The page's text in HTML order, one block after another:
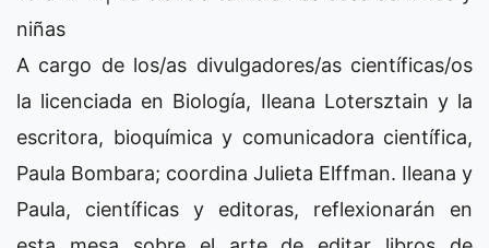
niñas
A cargo de los/as divulgadores/as científicas/os
la licenciada en Biología, Ileana Lotersztain y la
escritora, bioquímica y comunicadora científica,
Paula Bombara; coordina Julieta Elffman. Ileana y
Paula, científicas y editoras, reflexionarán en